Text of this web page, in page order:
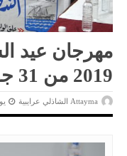
مهرجان عيد
2019 من 31 جويلية الى 1 اوت 2019
Attayma الشاذلي عرايبية